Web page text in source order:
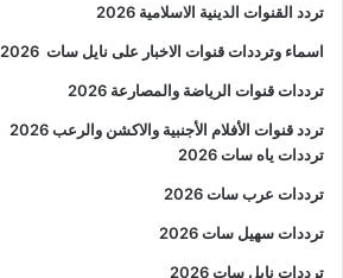
تردد القنوات الدينية الاسلامية 2026
اسماء وترددات قنوات الاخبار على نايل سات 2026
ترددات قنوات الرياضة والمصارعة 2026
تردد قنوات الأفلام الأجنبية والاكشن والرعب2026
ترددات ياه سات 2026
ترددات عرب سات 2026
ترددات سهيل سات 2026
ترددات نايل سات 2026